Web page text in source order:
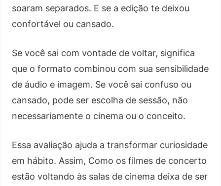
soaram separados. E se a edição te deixou
confortável ou cansado.
Se você sai com vontade de voltar, significa
que o formato combinou com sua sensibilidade
de áudio e imagem. Se você sai confuso ou
cansado, pode ser escolha de sessão, não
necessariamente o cinema ou o conceito.
Essa avaliação ajuda a transformar curiosidade
em hábito. Assim, Como os filmes de concerto
estão voltando às salas de cinema deixa de ser